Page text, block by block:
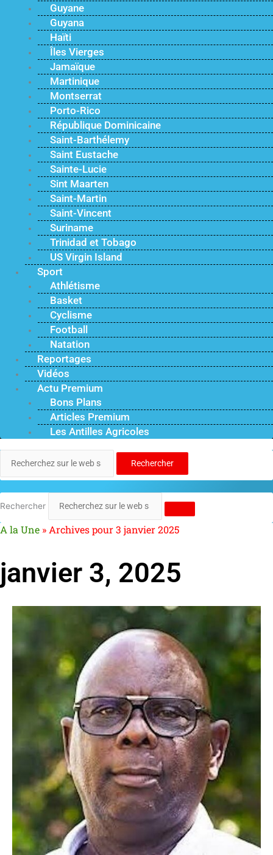
Guyane
Guyana
Haïti
Îles Vierges
Jamaïque
Martinique
Montserrat
Porto-Rico
République Dominicaine
Saint-Barthélemy
Saint Eustache
Sainte-Lucie
Sint Maarten
Saint-Martin
Saint-Vincent
Suriname
Trinidad et Tobago
US Virgin Island
Sport
Athlétisme
Basket
Cyclisme
Football
Natation
Reportages
Vidéos
Actu Premium
Bons Plans
Articles Premium
Les Antilles Agricoles
Rechercher
Rechercher
A la Une »Archives pour 3 janvier 2025
janvier 3, 2025